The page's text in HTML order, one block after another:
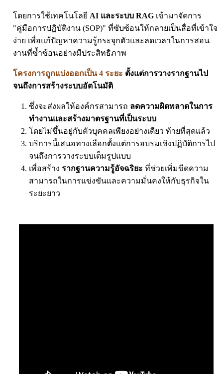
โดยการใช้เทคโนโลยี AI และระบบ RAG เข้ามาจัดการ
"คู่มือการปฏิบัติงาน (SOP)" ที่ซับซ้อนให้กลายเป็นสื่อที่เข้าใจ
ง่าย เพื่อแก้ปัญหาความรู้กระจุกตัวและลดเวลาในการสอน
งานที่ซ้ำซ้อนอย่างมีประสิทธิภาพ
โครงการถูกแบ่งออกเป็น 4 ระยะ ตั้งแต่การวางรากฐานไป
จนถึงการสร้างระบบอัตโนมัติ
ซึ่งจะส่งผลให้องค์กรสามารถ ลดความผิดพลาดในการ
ทำงานและสร้างมาตรฐานที่เป็นระบบ
โดยไม่ขึ้นอยู่กับตัวบุคคลเพียงอย่างเดียว ท้ายที่สุดแล้ว
บริการนี้เสนอทางเลือกตั้งแต่การอบรมเชิงปฏิบัติการไป
จนถึงการวางระบบเต็มรูปแบบ
เพื่อสร้าง รากฐานความรู้อัจฉริยะ ที่ช่วยเพิ่มขีดความ
สามารถในการแข่งขันและความมั่นคงให้กับธุรกิจใน
ระยะยาว